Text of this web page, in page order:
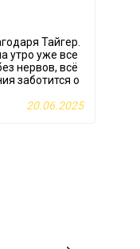
Тайгер.
утро уже все
нервов, всё
заботится о
20.06.2025